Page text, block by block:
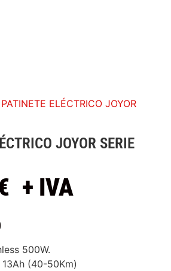
ELÉCTRICO JOYOR
JOYOR SERIE
+ IVA
500W.
(40-50Km)